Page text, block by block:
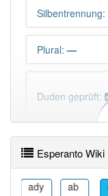
Silbentrennung:
Plural: —
Duden geprüft:
PowerIndex:3
Esperanto Wiki